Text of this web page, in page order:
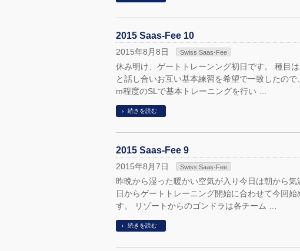
2015 Saas-Fee 10
2015年8月8日 Swiss Saas-Fee
休み明け、ゲートトレーンング初日です。 種目
と話し合いお互い基本練習を希望で一致したの
m程度のSLで基本トレーニングを行い …
続きを読む
2015 Saas-Fee 9
2015年8月7日 Swiss Saas-Fee
昨晩から湿った暖かい空気が入り今日は朝から
日からゲートトレーニング開始に合わせて今回
す。 リゾートからのゴンドラは各チーム …
続きを読む